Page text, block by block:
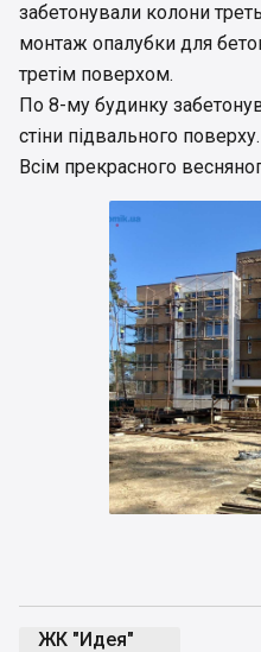
забетонували колони
монтаж опалубки для
третім поверхом.
По 8-му будинку
стіни підвального поверху.
Всім прекрасного
ЖК "Идея"